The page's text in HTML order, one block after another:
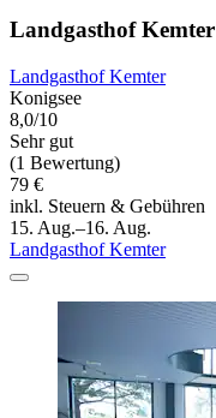
Landgasthof Kemter
Landgasthof Kemter
Konigsee
8,0/10
Sehr gut
(1 Bewertung)
79 €
inkl. Steuern & Gebühren
15. Aug.–16. Aug.
Landgasthof Kemter